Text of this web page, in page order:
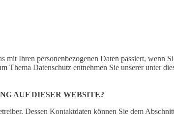
Ihren personenbezogenen Daten passiert, wenn
Datenschutz entnehmen Sie unserer unter
AUF DIESER WEBSITE?
Dessen Kontaktdaten können Sie dem